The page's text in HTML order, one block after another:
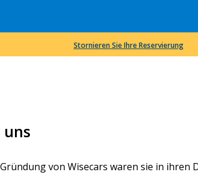
Stornieren Sie Ihre Reservierung
von Wisecars waren sie in